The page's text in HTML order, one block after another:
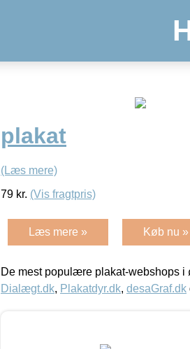
plakat
(Læs mere)
79 kr. (Vis fragtpris)
Læs mere » Køb nu »
De mest populære plakat-webshops i
Dialægt.dk, Plakatdyr.dk, desaGraf.dk